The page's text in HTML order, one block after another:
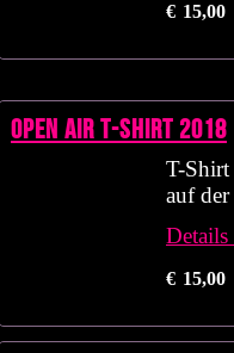
€ 15,00
OPEN AIR T-Shirt 2018
T-
auf
Details
€ 15,00